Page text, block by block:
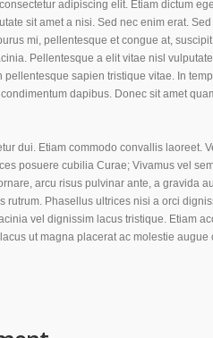
adipiscing elit. Etiam dictum
sit amet a nisi. Sed nec enim erat.
mi, pellentesque et congue at,
Pellentesque a elit vitae nisl
pellentesque sapien tristique vitae. In
dapibus. Donec sit amet
dui. Etiam commodo convallis laoreet.
posuere cubilia Curae; Vivamus vel
arcu risus pulvinar ante, a gravida
rutrum. Phasellus ultrices nisi a orci
vel dignissim lacus tristique. Etiam
ut magna placerat ac molestie augue